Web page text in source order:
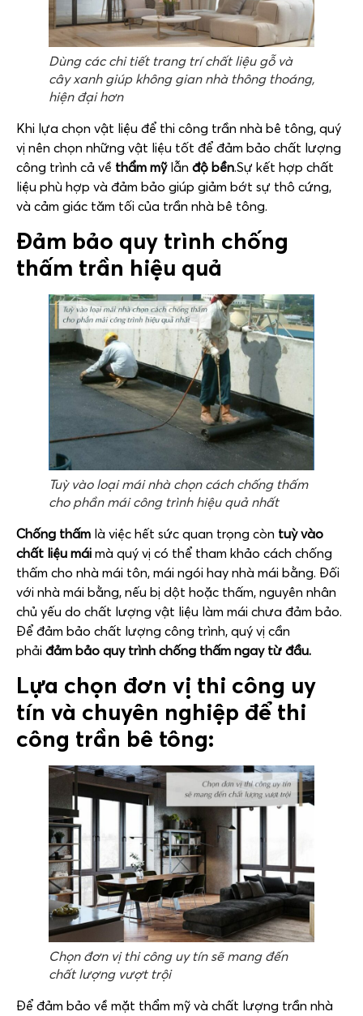
Dùng các chi tiết trang trí chất liệu gỗ và
cây xanh giúp không gian nhà thông thoáng,
hiện đại hơn
Khi lựa chọn vật liệu để thi công trần nhà bê tông, quý
vị nên chọn những vật liệu tốt để đảm bảo chất lượng
công trình cả về thẩm mỹlẫn độ bền.Sự kết hợp chất
liệu phù hợp và đảm bảo giúp giảm bớt sự thô cứng,
và cảm giác tăm tối của trần nhà bê tông.
Đảm bảo quy trình chống
thấm trần hiệu quả
Tuỳ vào loại mái nhà chọn cách chống thấm
cho phần mái công trình hiệu quả nhất
Chống thấm là việc hết sức quan trọng còn tuỳ vào
chất liệu mái mà quý vị có thể tham khảo cách chống
thấm cho nhà mái tôn, mái ngói hay nhà mái bằng. Đối
với nhà mái bằng, nếu bị dột hoặc thấm, nguyên nhân
chủ yếu do chất lượng vật liệu làm mái chưa đảm bảo.
Để đảm bảo chất lượng công trình, quý vị cần
phải đảm bảo quy trình chống thấm ngay từ đầu.
Lựa chọn đơn vị thi công uy
tín và chuyên nghiệp để thi
công trần bê tông:
Chọn đơn vị thi công uy tín sẽ mang đến
chất lượng vượt trội
Để đảm bảo về mặt thẩm mỹ và chất lượng trần nhà